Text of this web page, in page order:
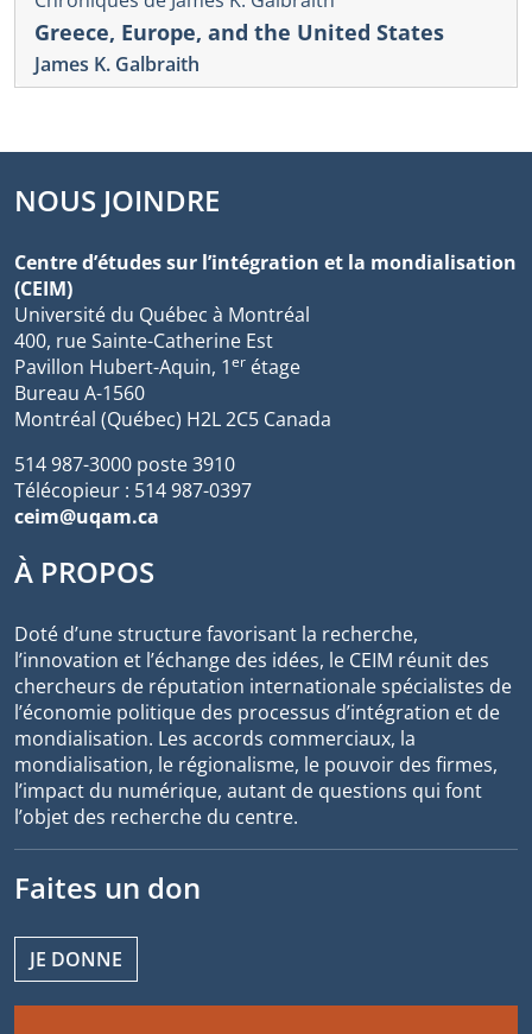
Greece, Europe, and the United States
James K. Galbraith
NOUS JOINDRE
Centre d’études sur l’intégration et la mondialisation
(CEIM)
Université du Québec à Montréal
400, rue Sainte-Catherine Est
Pavillon Hubert-Aquin, 1er étage
Bureau A-1560
Montréal (Québec) H2L 2C5 Canada
514 987-3000 poste 3910
Télécopieur : 514 987-0397
ceim@uqam.ca
À PROPOS
Doté d’une structure favorisant la recherche,
l’innovation et l’échange des idées, le CEIM réunit des
chercheurs de réputation internationale spécialistes de
l’économie politique des processus d’intégration et de
mondialisation. Les accords commerciaux, la
mondialisation, le régionalisme, le pouvoir des firmes,
l’impact du numérique, autant de questions qui font
l’objet des recherche du centre.
Faites un don
JE DONNE